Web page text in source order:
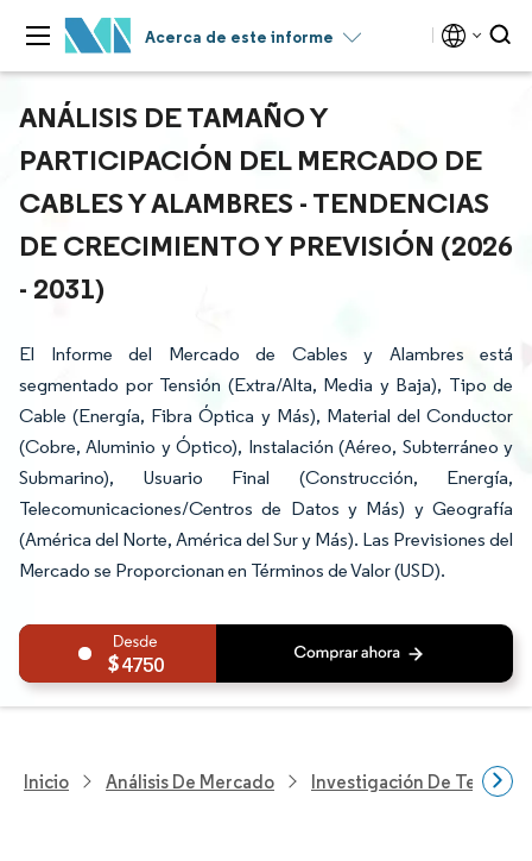
Acerca de este informe
ANÁLISIS DE TAMAÑO Y
PARTICIPACIÓN DEL MERCADO DE
CABLES Y ALAMBRES - TENDENCIAS
DE CRECIMIENTO Y PREVISIÓN (2026
- 2031)
El Informe del Mercado de Cables y Alambres está
segmentado por Tensión (Extra/Alta, Media y Baja), Tipo de
Cable (Energía, Fibra Óptica y Más), Material del Conductor
(Cobre, Aluminio y Óptico), Instalación (Aéreo, Subterráneo y
Submarino), Usuario Final (Construcción, Energía,
Telecomunicaciones/Centros de Datos y Más) y Geografía
(América del Norte, América del Sur y Más). Las Previsiones del
Mercado se Proporcionan en Términos de Valor (USD).
4750
Inicio Análisis De Mercado Investigación De